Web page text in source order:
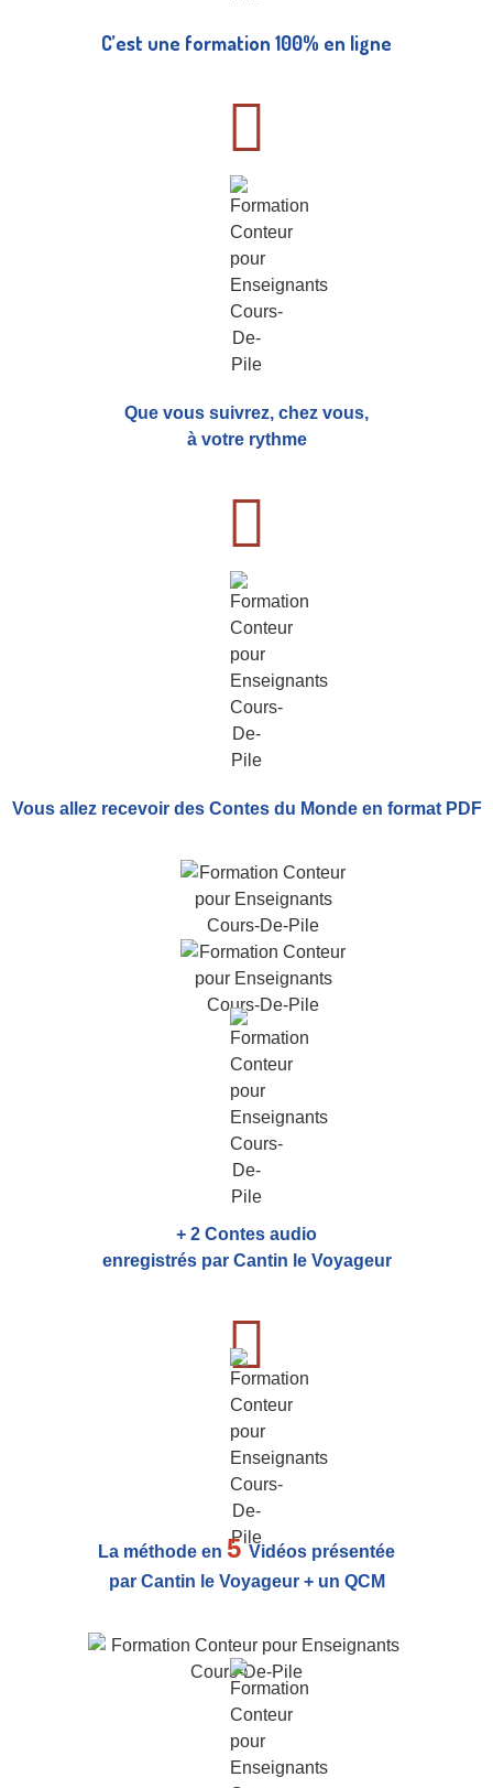
C’est une formation 100% en ligne
Que vous suivrez, chez vous,
à votre rythme
Vous allez recevoir des Contes du Monde en format PDF
+ 2 Contes audio
enregistrés par Cantin le Voyageur
La méthode en 5Vidéos présentée
par Cantin le Voyageur + un QCM